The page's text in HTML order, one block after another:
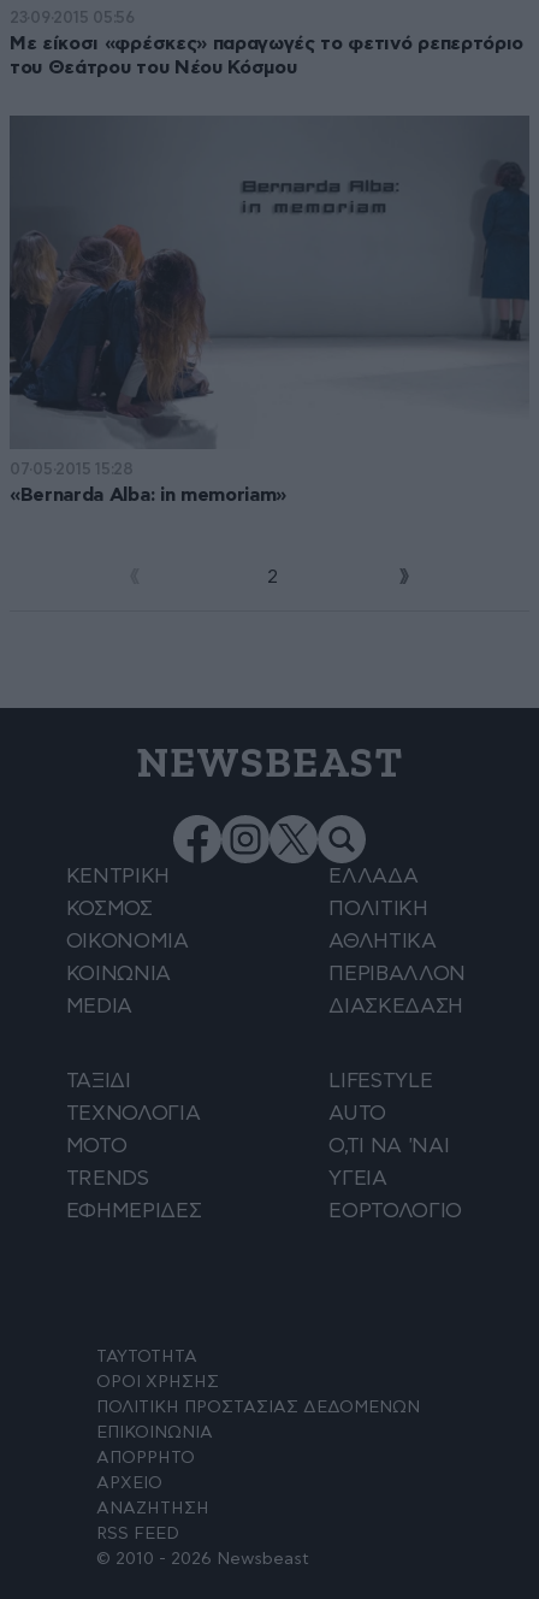
23·09·2015 05:56
Με είκοσι «φρέσκες» παραγωγές το φετινό ρεπερτόριο
του Θεάτρου του Νέου Κόσμου
07·05·2015 15:28
«Bernarda Alba: in memoriam»
2
NEWSBEAST
ΚΕΝΤΡΙΚΗ
ΕΛΛΑΔΑ
ΚΟΣΜΟΣ
ΠΟΛΙΤΙΚΗ
ΟΙΚΟΝΟΜΙΑ
ΑΘΛΗΤΙΚΑ
ΚΟΙΝΩΝΙΑ
ΠΕΡΙΒΑΛΛΟΝ
MEDIA
ΔΙΑΣΚΕΔΑΣΗ
ΤΑΞΙΔΙ
LIFESTYLE
ΤΕΧΝΟΛΟΓΙΑ
AUTO
ΜΟΤΟ
Ο,ΤΙ ΝΑ 'ΝΑΙ
TRENDS
ΥΓΕΙΑ
ΕΦΗΜΕΡΙΔΕΣ
ΕΟΡΤΟΛΟΓΙΟ
ΤΑΥΤΟΤΗΤΑ
ΟΡΟΙ ΧΡΗΣΗΣ
ΠΟΛΙΤΙΚΗ ΠΡΟΣΤΑΣΙΑΣ ΔΕΔΟΜΕΝΩΝ
ΕΠΙΚΟΙΝΩΝΙΑ
ΑΠΟΡΡΗΤΟ
ΑΡΧΕΙΟ
ΑΝΑΖΗΤΗΣΗ
RSS FEED
© 2010 - 2026 Newsbeast